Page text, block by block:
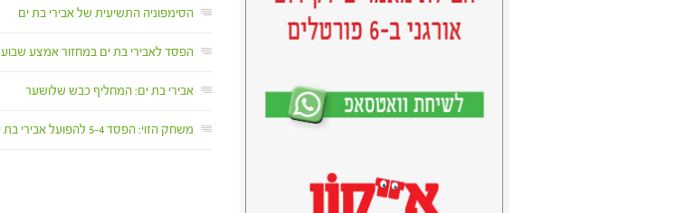
הסימפוניה התשיעית של אבירי בת ים
הפסד לאבירי בת ים במחזור אמצע שבוע
אבירי בת ים: המחליף כבש שלושער
משחק הזוי: הפסד 5-4 להפועל אבירי בת ים